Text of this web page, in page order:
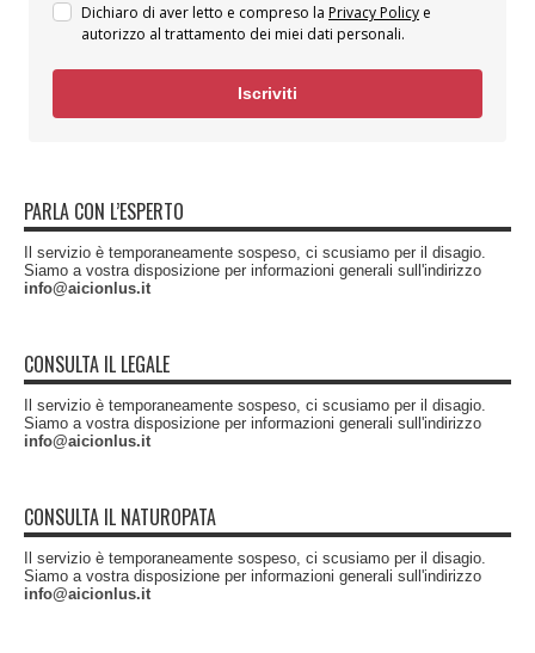
Dichiaro di aver letto e compreso la Privacy Policy e
autorizzo al trattamento dei miei dati personali.
Iscriviti
PARLA CON L’ESPERTO
Il servizio è temporaneamente sospeso, ci scusiamo per il disagio.
Siamo a vostra disposizione per informazioni generali sull'indirizzo
info@aicionlus.it
CONSULTA IL LEGALE
Il servizio è temporaneamente sospeso, ci scusiamo per il disagio.
Siamo a vostra disposizione per informazioni generali sull'indirizzo
info@aicionlus.it
CONSULTA IL NATUROPATA
Il servizio è temporaneamente sospeso, ci scusiamo per il disagio.
Siamo a vostra disposizione per informazioni generali sull'indirizzo
info@aicionlus.it